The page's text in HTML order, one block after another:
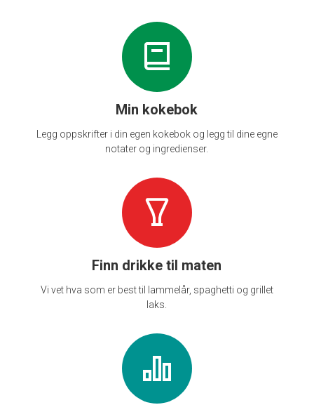
Min kokebok
Legg oppskrifter i din egen kokebok og legg til dine egne
notater og ingredienser.
Finn drikke til maten
Vi vet hva som er best til lammelår, spaghetti og grillet
laks.